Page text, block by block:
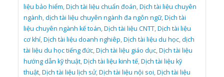
liệu bảo hiểm,Dịch tài liệu chuẩn đoán,Dịch tài liệu chuyên
ngành,dịch tài liệu chuyên ngành đa ngôn ngữ,Dịch tài
liệu chuyên ngành kế toán,Dịch tài liệu CNTT,Dịch tài liệu
cơ khí,Dịch tài liệu doanh nghiêp,Dịch tài liệu du học,dịch
tài liệu du học tiếng đức,Dịch tài liệu giáo dục,Dịch tài liệu
hướng dẫn kỹ thuật,Dịch tài liệu kinh tế,Dịch tài liệu kỹ
thuật,Dịch tài liệu lịch sử,Dịch tài liệu nội soi,Dịch tài liệu